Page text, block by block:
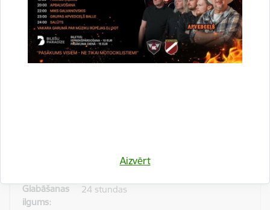
Aizvērt
1 minūte
_gid
apmeklētājs izmanto vietni.
24 stundas